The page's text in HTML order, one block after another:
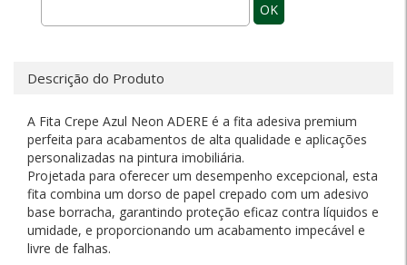
OK
Descrição do Produto
A Fita Crepe Azul Neon ADERE é a fita adesiva premium
perfeita para acabamentos de alta qualidade e aplicações
personalizadas na pintura imobiliária.
Projetada para oferecer um desempenho excepcional, esta
fita combina um dorso de papel crepado com um adesivo
base borracha, garantindo proteção eficaz contra líquidos e
umidade, e proporcionando um acabamento impecável e
livre de falhas.